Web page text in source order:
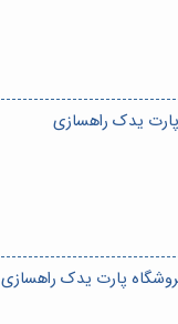
یدک راهسازی
پارت یدک راهسازی